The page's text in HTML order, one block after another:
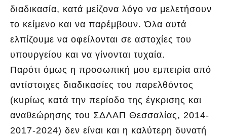
διαδικασία, κατά μείζονα λόγο να μελετήσουν
το κείμενο και να παρέμβουν. Όλα αυτά
ελπίζουμε να οφείλονται σε αστοχίες του
υπουργείου και να γίνονται τυχαία.
Παρότι όμως η προσωπική μου εμπειρία από
αντίστοιχες διαδικασίες του παρελθόντος
(κυρίως κατά την περίοδο της έγκρισης και
αναθεώρησης του ΣΔΛΑΠ Θεσσαλίας, 2014-
2017-2024) δεν είναι και η καλύτερη δυνατή